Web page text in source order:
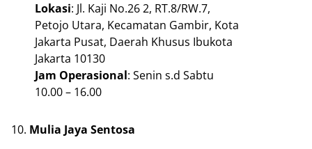
Lokasi: Jl. Kaji No.26 2, RT.8/RW.7,
Petojo Utara, Kecamatan Gambir, Kota
Jakarta Pusat, Daerah Khusus Ibukota
Jakarta 10130
Jam Operasional: Senin s.d Sabtu
10.00 – 16.00
Mulia Jaya Sentosa